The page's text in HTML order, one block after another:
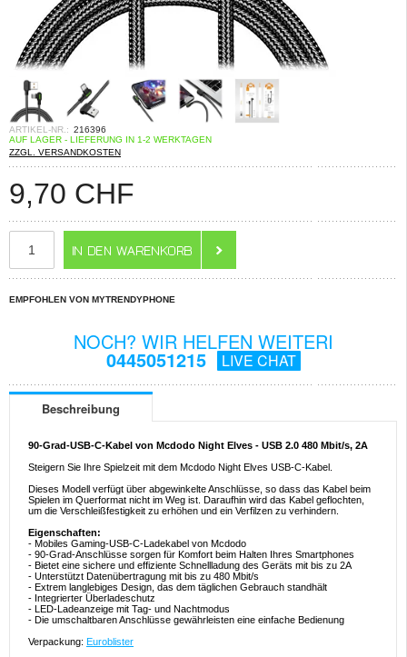
ARTIKEL-NR.: 216396
AUF LAGER - LIEFERUNG IN 1-2 WERKTAGEN
ZZGL. VERSANDKOSTEN
9,70 CHF
EMPFOHLEN VON MYTRENDYPHONE
NOCH? WIR HELFEN WEITERI
0445051215 LIVE CHAT
Beschreibung
90-Grad-USB-C-Kabel von Mcdodo Night Elves - USB 2.0 480 Mbit/s, 2A
Steigern Sie Ihre Spielzeit mit dem Mcdodo Night Elves USB-C-Kabel.
Dieses Modell verfügt über abgewinkelte Anschlüsse, so dass das Kabel beim
Spielen im Querformat nicht im Weg ist. Daraufhin wird das Kabel geflochten,
um die Verschleißfestigkeit zu erhöhen und ein Verfilzen zu verhindern.
Eigenschaften:
- Mobiles Gaming-USB-C-Ladekabel von Mcdodo
- 90-Grad-Anschlüsse sorgen für Komfort beim Halten Ihres Smartphones
- Bietet eine sichere und effiziente Schnellladung des Geräts mit bis zu 2A
- Unterstützt Datenübertragung mit bis zu 480 Mbit/s
- Extrem langlebiges Design, das dem täglichen Gebrauch standhält
- Integrierter Überladeschutz
- LED-Ladeanzeige mit Tag- und Nachtmodus
- Die umschaltbaren Anschlüsse gewährleisten eine einfache Bedienung
Verpackung: Euroblister